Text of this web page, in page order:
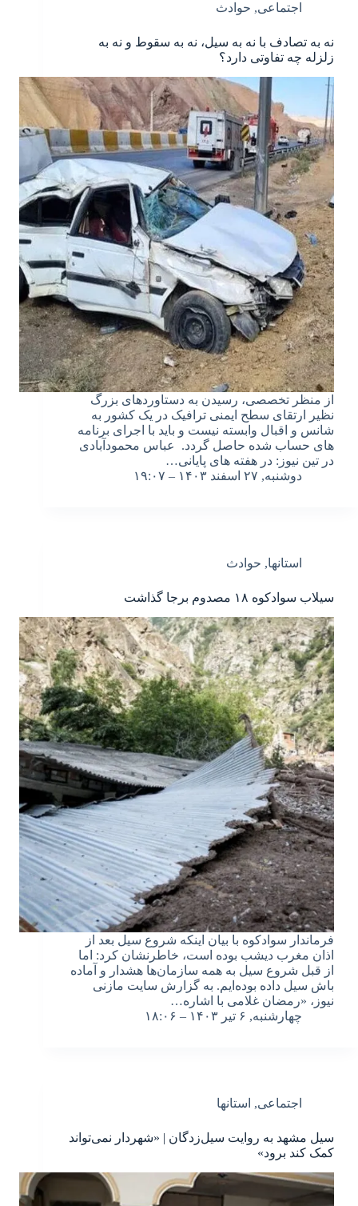
اجتماعی, حوادث
نه به تصادف با نه به سیل، نه به سقوط و نه به
زلزله چه تفاوتی دارد؟
از منظر تخصصی، رسیدن به دستاوردهای بزرگ
نظیر ارتقای سطح ایمنی ترافیک در یک کشور به
شانس و اقبال وابسته نیست و باید با اجرای برنامه
های حساب شده حاصل گردد. عباس محمودآبادی
در تین نیوز: در هفته های پایانی…
دوشنبه, ۲۷ اسفند ۱۴۰۳ – ۱۹:۰۷
استانها, حوادث
سیلاب سوادکوه ۱۸ مصدوم برجا گذاشت
فرماندار سوادکوه با بیان اینکه شروع سیل بعد از
اذان مغرب دیشب بوده است، خاطرنشان کرد: اما
از قبل شروع سیل به همه سازمان‌ها هشدار و آماده
باش سیل داده بوده‌ایم. به گزارش سایت مازنی
نیوز، «رمضان غلامی با اشاره…
چهارشنبه, ۶ تیر ۱۴۰۳ – ۱۸:۰۶
اجتماعی, استانها
سیل مشهد به روایت سیل‌زدگان | «شهردار نمی‌تواند
کمک کند برود»